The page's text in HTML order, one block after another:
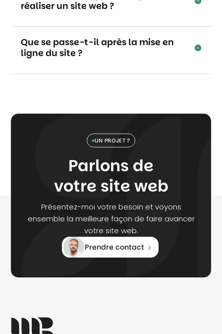
réaliser un site web ?
Que se passe-t-il après la mise en
ligne du site ?
UN PROJET ?
Parlons de
votre site web
Présentez-moi votre besoin et voyons
ensemble la meilleure façon de faire avancer
votre site web.
Prendre contact